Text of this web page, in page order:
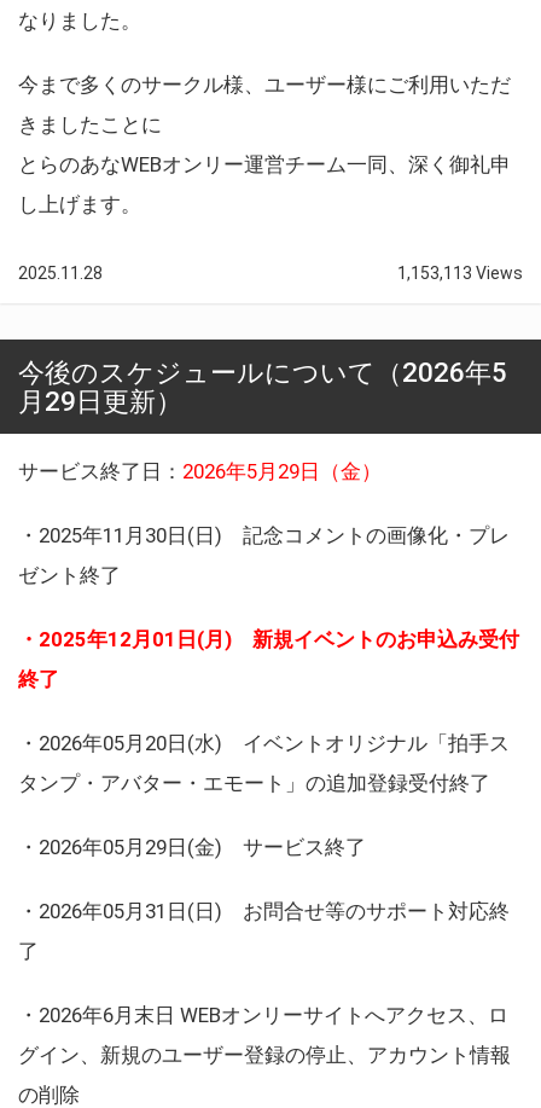
なりました。
今まで多くのサークル様、ユーザー様にご利用いただ
きましたことに
とらのあなWEBオンリー運営チーム一同、深く御礼申
し上げます。
2025.11.28 1,153,113 Views
今後のスケジュールについて（2026年5
月29日更新）
サービス終了日： 2026年5月29日（金）
・2025年11月30日(日) 記念コメントの画像化・プレ
ゼント終了
・2025年12月01日(月) 新規イベントのお申込み受付
終了
・2026年05月20日(水) イベントオリジナル「拍手ス
タンプ・アバター・エモート」の追加登録受付終了
・2026年05月29日(金) サービス終了
・2026年05月31日(日) お問合せ等のサポート対応終
了
・2026年6月末日 WEBオンリーサイトへアクセス、ロ
グイン、新規のユーザー登録の停止、アカウント情報
の削除